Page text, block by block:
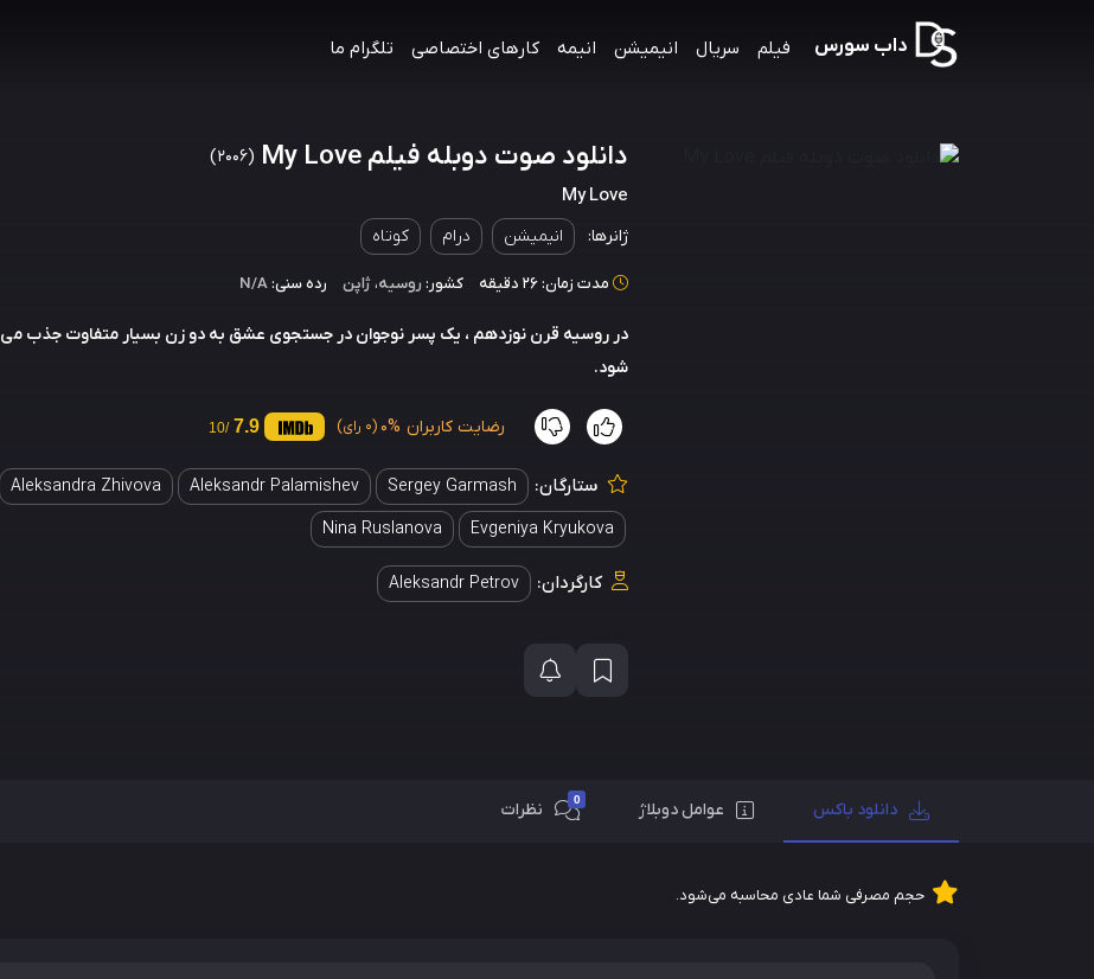
داب سورس فیلم سریال انیمیشن انیمه کارهای اختصاصی تلگرام ما
دانلود صوت دوبله فیلم My Love (2006)
My Love
ژانرها: انیمیشن درام کوتاه
مدت زمان: 26 دقیقه کشور: روسیه، ژاپن رده سنی:N/A
در روسیه قرن نوزدهم ، یک پسر نوجوان در جستجوی عشق به دو زن بسیار متفاوت جذب می
شود.
رضایت کاربران 0% (0 رای) 7.9
/10
ستارگان: Sergey Garmash
Aleksandr Palamishev
Aleksandra Zhivova
Evgeniya Kryukova
Nina Ruslanova
کارگردان: Aleksandr Petrov
دانلود باکس عوامل دوبلاژ 0 نظرات
حجم مصرفی شما عادی محاسبه می‌شود.